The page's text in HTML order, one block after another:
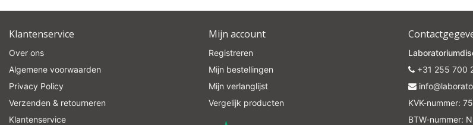
Klantenservice
Over ons
Algemene voorwaarden
Privacy Policy
Verzenden & retourneren
Klantenservice
Mijn account
Registreren
Mijn bestellingen
Mijn verlanglijst
Vergelijk producten
+31 255 700
KVK-nummer:
BTW-nummer: